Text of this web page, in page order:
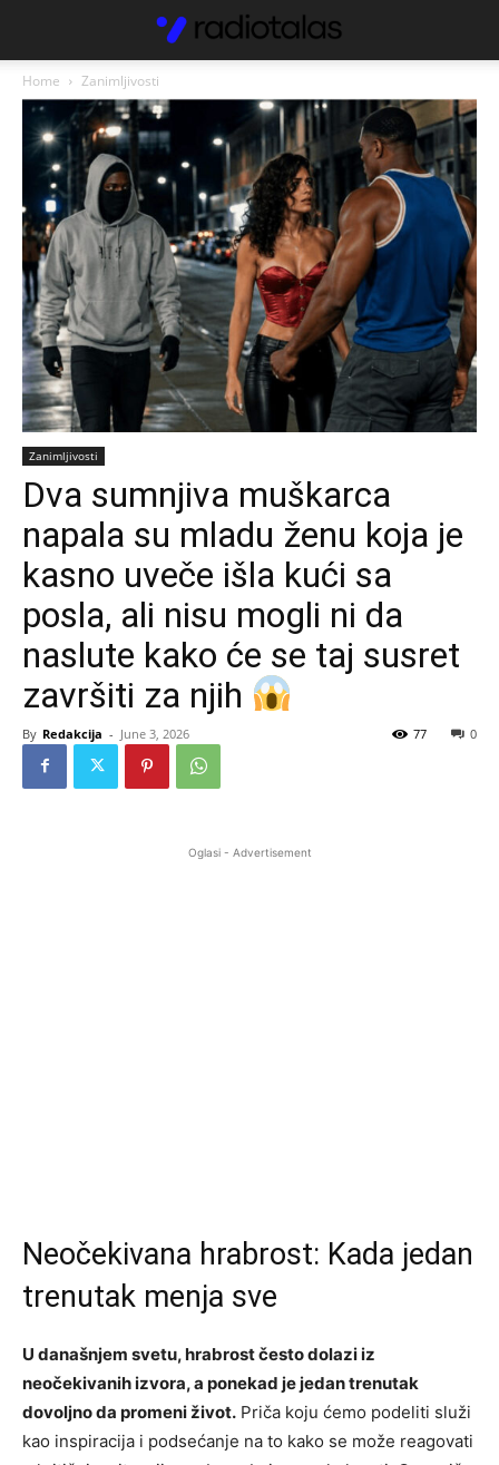
Home Zanimljivosti
Zanimljivosti
Dva sumnjiva muškarca
napala su mladu ženu koja je
kasno uveče išla kući sa
posla, ali nisu mogli ni da
naslute kako će se taj susret
završiti za njih
By Redakcija - June 3, 2026 0
77
Oglasi - Advertisement
Neočekivana hrabrost: Kada jedan
trenutak menja sve
U današnjem svetu, hrabrost često dolazi iz
neočekivanih izvora, a ponekad je jedan trenutak
dovoljno da promeni život. Priča koju ćemo podeliti služi
kao inspiracija i podsećanje na to kako se može reagovati